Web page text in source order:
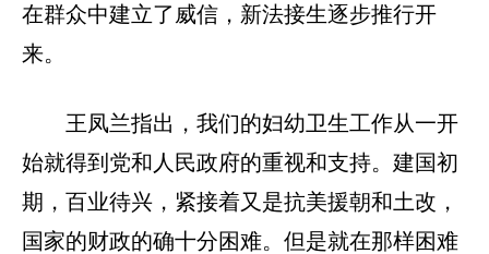
在群众中建立了威信，新法接生逐步推行开
来。
王凤兰指出，我们的妇幼卫生工作从一开
始就得到党和人民政府的重视和支持。建国初
期，百业待兴，紧接着又是抗美援朝和土改，
国家的财政的确十分困难。但是就在那样困难